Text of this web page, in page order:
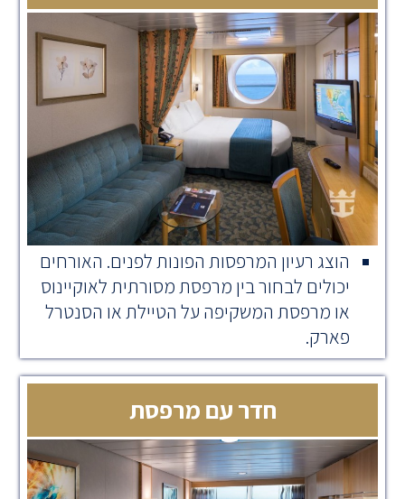
הוצג רעיון המרפסות הפונות לפנים. האורחים
יכולים לבחור בין מרפסת מסורתית לאוקיינוס
או מרפסת המשקיפה על הטיילת או הסנטרל
פארק.
חדר עם מרפסת